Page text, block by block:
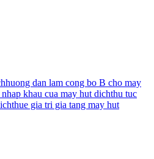
huong dan lam cong bo B cho may
khau cua may hut dichthu tuc
thue gia tri gia tang may hut